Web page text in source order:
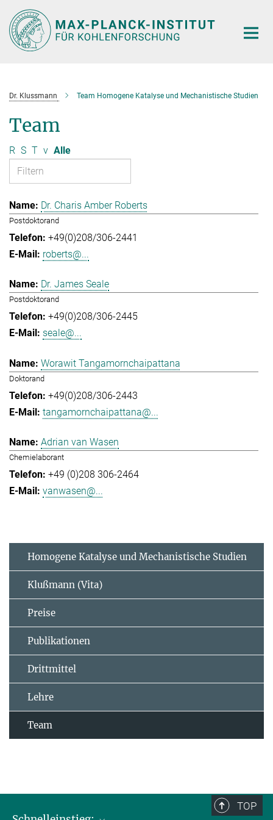
Hauptinhalt
Dr. Klussmann Team Homogene Katalyse und Mechanistische Studien
Team
R S T v Alle
Dr. Charis Amber Roberts
Postdoktorand
+49(0)208/306-2441
roberts@...
Dr. James Seale
Postdoktorand
+49(0)208/306-2445
seale@...
Worawit Tangamornchaipattana
Doktorand
+49(0)208/306-2443
tangamornchaipattana@...
Adrian van Wasen
Chemielaborant
+49 (0)208 306-2464
vanwasen@...
Homogene Katalyse und Mechanistische Studien
Klußmann (Vita)
Preise
Publikationen
Drittmittel
Lehre
Team
TOP